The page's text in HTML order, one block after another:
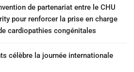
de partenariat entre le CHU
pour renforcer la prise en charge
cardiopathies congénitales
célèbre la journée internationale